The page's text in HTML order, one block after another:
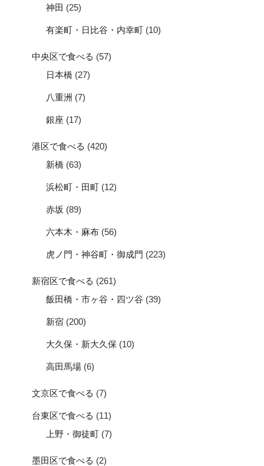
神田 (25)
有楽町・日比谷・内幸町 (10)
中央区で食べる (57)
日本橋 (27)
八重洲 (7)
銀座 (17)
港区で食べる (420)
新橋 (63)
浜松町・田町 (12)
赤坂 (89)
六本木・麻布 (56)
虎ノ門・神谷町・御成門 (223)
新宿区で食べる (261)
飯田橋・市ヶ谷・四ツ谷 (39)
新宿 (200)
大久保・新大久保 (10)
高田馬場 (6)
文京区で食べる (7)
台東区で食べる (11)
上野・御徒町 (7)
墨田区で食べる (2)